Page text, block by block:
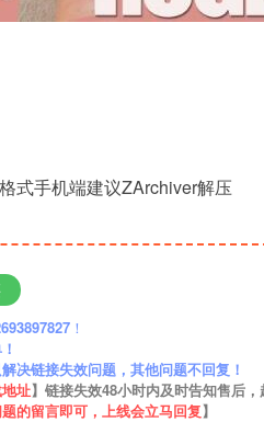
式手机端建议ZArchiver解压
！
决链接失效问题，其他问题不回复！
址】链接失效48小时内及时告知售后
的留言即可，上线会立马回复】